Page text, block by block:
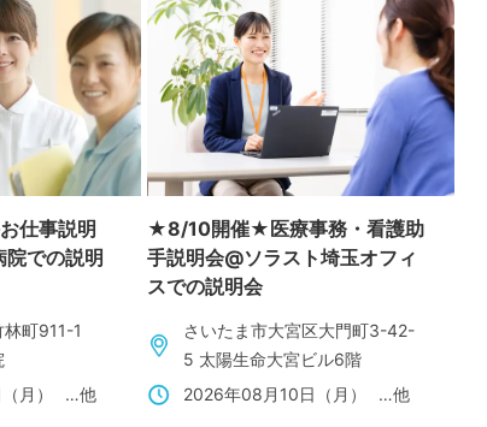
仕事説明
での説明
林町911-1
月）
…他
★8/10開催★医療事務・看護助
手説明会@ソラスト埼玉オフィ
スでの説明会
さいたま市大宮区大門町3-42-
5 太陽生命大宮ビル6階
2026年08月10日（月）
…他